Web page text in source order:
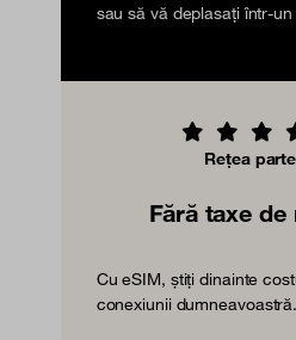
sau să vă deplasați într-
Rețea
Fără taxe de
Cu eSIM, știți dinainte
conexiunii dumneavoastră.